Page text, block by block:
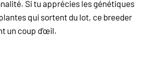
Si tu apprécies les génétiques
qui sortent du lot, ce breeder
un coup d’œil.